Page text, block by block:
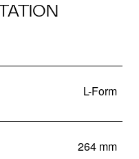
L-Form
264 mm